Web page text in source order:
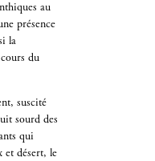
au
présence
la
du
suscité
sourd des
qui
et désert, le